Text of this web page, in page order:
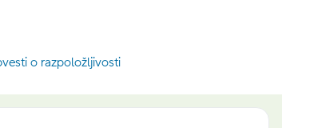
o razpoložljivosti